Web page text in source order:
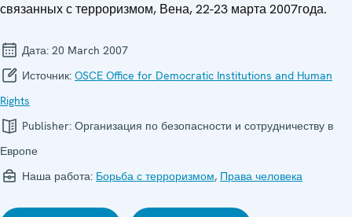
связанных с терроризмом, Вена, 22-23 марта 2007года.
Дата: 20 March 2007
Источник: OSCE Office for Democratic Institutions and Human
Rights
Publisher: Организация по безопасности и сотрудничеству в
Европе
Наша работа: Борьба с терроризмом, Права человека